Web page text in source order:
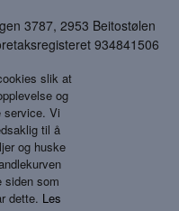
3787, 2953 Beitostølen
934841506
slik at
og
service. Vi
til å
og huske
siden som
dette. Les